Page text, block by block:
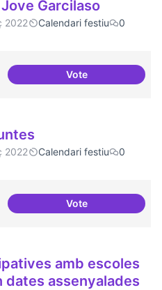
Garcilaso
2022 Calendari festiu
0
VoteActivitats a
2022 Calendari festiu
0
VoteCelebracions
amb escoles
dates assenyalades